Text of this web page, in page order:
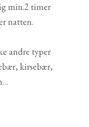
min.2 timer
natten.
andre typer
kirsebær,